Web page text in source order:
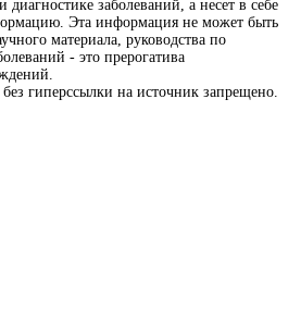
заболеваний, а несет в себе
Эта информация не может быть
материала, руководства по
- это прерогатива
гиперссылки на источник запрещено.